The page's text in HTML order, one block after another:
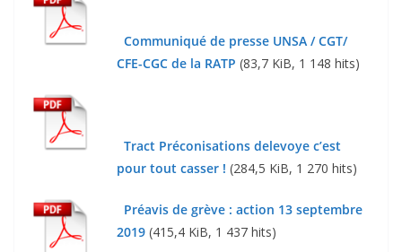
Communiqué de presse UNSA / CGT/
CFE-CGC de la RATP (83,7 KiB, 1 148 hits)
Tract Préconisations delevoye c’est
pour tout casser ! (284,5 KiB, 1 270 hits)
Préavis de grève : action 13 septembre
2019 (415,4 KiB, 1 437 hits)